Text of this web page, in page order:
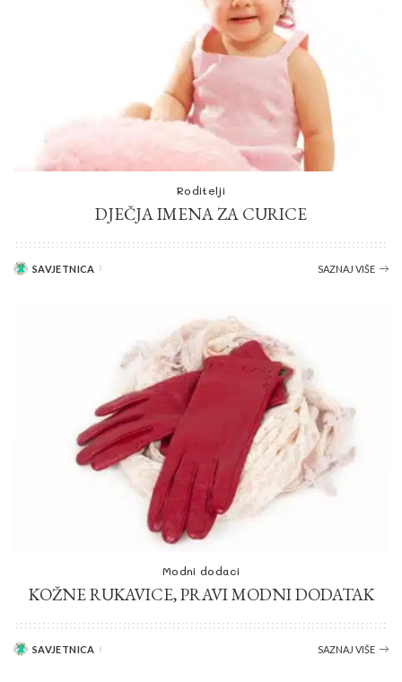
Roditelji
DJEČJA IMENA ZA CURICE
SAVJETNICA SAZNAJ VIŠE
Modni dodaci
KOŽNE RUKAVICE, PRAVI MODNI DODATAK
SAVJETNICA SAZNAJ VIŠE